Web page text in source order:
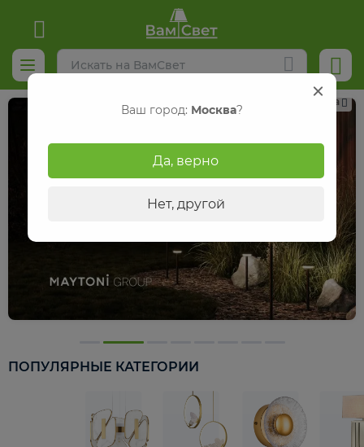
Реклама
ПОПУЛЯРНЫЕ КАТЕГОРИИ
Ваш город: Москва?
Да, верно
Нет, другой